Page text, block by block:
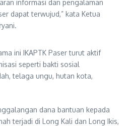
informasi dan pengalaman
dapat terwujud,” kata Ketua
ini IKAPTK Paser turut aktif
seperti bakti sosial
telaga ungu, hutan kota,
dana bantuan kepada
terjadi di Long Kali dan Long Ikis,